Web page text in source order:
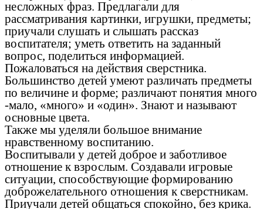
несложных фраз. Предлагали для
рассматривания картинки, игрушки, предметы;
приучали слушать и слышать рассказ
воспитателя; уметь ответить на заданный
вопрос, поделиться информацией.
Пожаловаться на действия сверстника.
Большинство детей умеют различать предметы
по величине и форме; различают понятия много
-мало, «много» и «один». Знают и называют
основные цвета.
Также мы уделяли большое внимание
нравственному воспитанию.
Воспитывали у детей доброе и заботливое
отношение к взрослым. Создавали игровые
ситуации, способствующие формированию
доброжелательного отношения к сверстникам.
Приучали детей общаться спокойно, без крика.